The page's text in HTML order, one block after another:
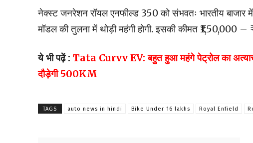
नेक्स्ट जनरेशन रॉयल एनफील्ड 350 को संभवतः भारतीय बाजार
मॉडल की तुलना में थोड़ी महंगी होगी. इसकी कीमत ₹1,50,000
ये भी पढ़ें : Tata Curvv EV: बहुत हुआ महंगे पेट्रोल का
दौड़ेगी 500KM
TAGS auto news in hindi Bike Under 16 lakhs Royal Enfield